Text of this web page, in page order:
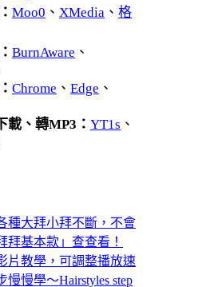
Moo0 、 XMedia 、 格
BurnAware 、
Chrome 、 Edge 、
載、轉MP3： YT1s 、
種大拜小拜不斷，不會
拜基本款」查查看！
片教學，可調整播放速
慢慢學～Hairstyles step